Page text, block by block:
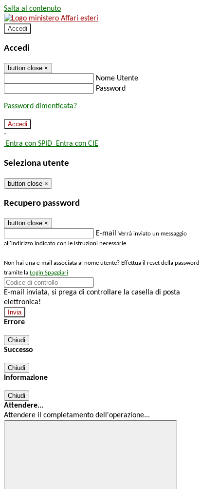
Salta al contenuto
Accedi
Accedi
button close ×
Nome Utente
Password
Password dimenticata?
-
Entra con SPID Entra con CIE
Seleziona utente
button close ×
Recupero password
button close ×
E-mail Verrà inviato un messaggio
all'indirizzo indicato con le istruzioni necessarie.
Non hai una e-mail associata al nome utente? Effettua il reset della password
tramite la Login Spaggiari
E-mail inviata, si prega di controllare la casella di posta
elettronica!
Errore
Chiudi
Successo
Chiudi
Informazione
Chiudi
Attendere...
Attendere il completamento dell'operazione...